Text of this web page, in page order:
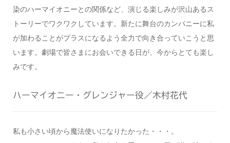
染のハーマイオニーとの関係など、演じる楽しみが沢山あるス
トーリーでワクワクしています。新たに舞台のカンパニーに私
が加わることがプラスになるよう全力で向き合っていこうと思
います。劇場で皆さまにお会いできる日が、今からとても楽し
みです。
ハーマイオニー・グレンジャー役／木村花代
私も小さい頃から魔法使いになりたかった・・・。